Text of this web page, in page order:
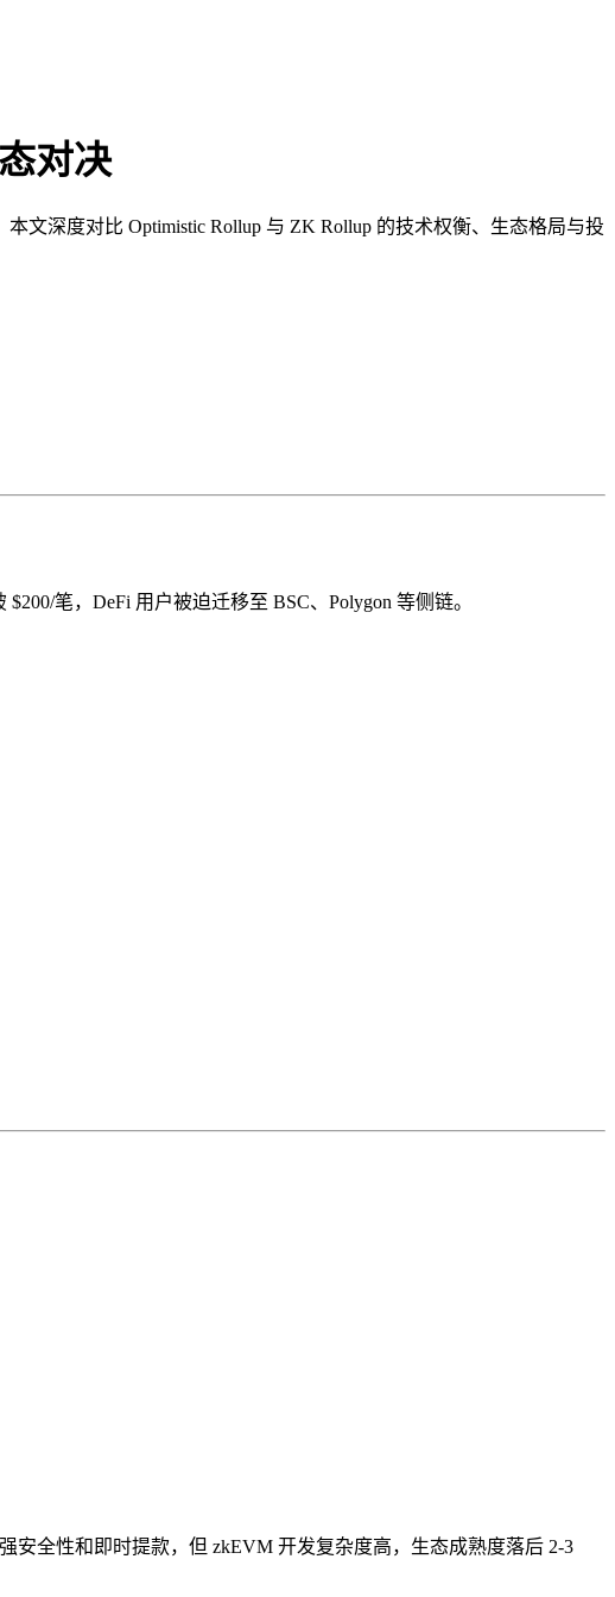
对决
文深度对比 Optimistic Rollup 与 ZK Rollup 的技术权衡、生态格局与投
笔，DeFi 用户被迫迁移至 BSC、Polygon 等侧链。
安全性和即时提款，但 zkEVM 开发复杂度高，生态成熟度落后 2-3